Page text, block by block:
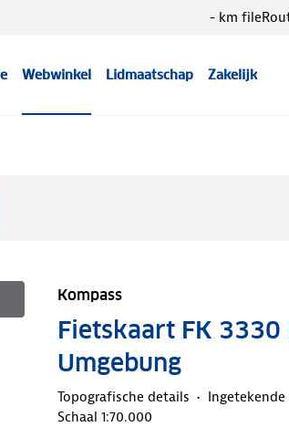
Webwinkel Lidmaatschap Zakelijk
- km file
Kompass
Fietskaart FK 3330
Umgebung
Topografische details
Schaal 1:70.000